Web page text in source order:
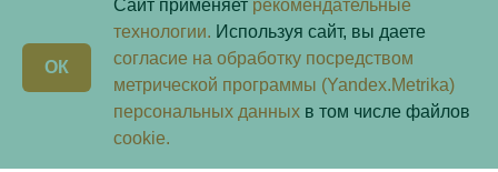
Получите консультацию по телефону:
8 (800) 201-40-60 доб. 3
Сайт применяет рекомендательные
технологии. Используя сайт, вы даете
согласие на обработку посредством
метрической программы (Yandex.Metrika)
персональных данных в том числе файлов
cookie.
ОК
Скачай наше
приложение